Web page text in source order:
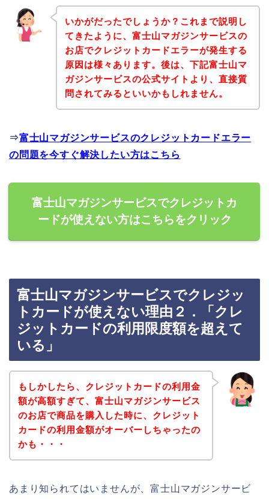
いかがだったでしょうか？これまで説明し
てきたように、富士山マガジンサービスの
お店でクレジットカードエラーが発生する
原因は様々あります。後は、下記富士山マ
ガジンサービスの公式サイトより、直接質
問されてみるといいかもしれません。
⇒富士山マガジンサービスのクレジットカードエラー
の問題を今すぐ解決したい方はこちら
富士山マガジンサービスでクレジットカ
ードが使えない方はこちらをクリック
富士山マガジンサービスでクレジッ
トカードが使えない理由２．「クレ
ジットカードの利用限度額を超えて
いる」
もしかしたら、クレジットカードの利用金
額が高額すぎて、富士山マガジンサービス
のお店で商品を購入した時に、クレジット
カードの利用金額がオーバーしちゃったの
かも・・・
あまり知られてはいませんが、富士山マガジンサービ